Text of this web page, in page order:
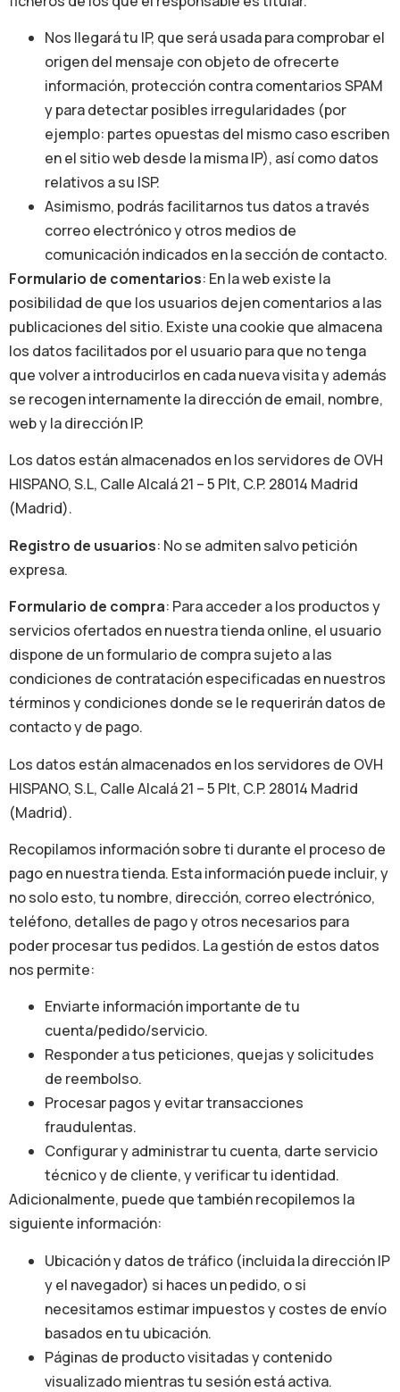
Nos llegará tu IP, que será usada para comprobar el
origen del mensaje con objeto de ofrecerte
información, protección contra comentarios SPAM
y para detectar posibles irregularidades (por
ejemplo: partes opuestas del mismo caso escriben
en el sitio web desde la misma IP), así como datos
relativos a su ISP.
Asimismo, podrás facilitarnos tus datos a través
correo electrónico y otros medios de
comunicación indicados en la sección de contacto.
Formulario de comentarios: En la web existe la
posibilidad de que los usuarios dejen comentarios a las
publicaciones del sitio. Existe una cookie que almacena
los datos facilitados por el usuario para que no tenga
que volver a introducirlos en cada nueva visita y además
se recogen internamente la dirección de email, nombre,
web y la dirección IP.
Los datos están almacenados en los servidores de OVH
HISPANO, S.L, Calle Alcalá 21 – 5 Plt, C.P. 28014 Madrid
(Madrid).
Registro de usuarios: No se admiten salvo petición
expresa.
Formulario de compra: Para acceder a los productos y
servicios ofertados en nuestra tienda online, el usuario
dispone de un formulario de compra sujeto a las
condiciones de contratación especificadas en nuestros
términos y condiciones donde se le requerirán datos de
contacto y de pago.
Los datos están almacenados en los servidores de OVH
HISPANO, S.L, Calle Alcalá 21 – 5 Plt, C.P. 28014 Madrid
(Madrid).
Recopilamos información sobre ti durante el proceso de
pago en nuestra tienda. Esta información puede incluir, y
no solo esto, tu nombre, dirección, correo electrónico,
teléfono, detalles de pago y otros necesarios para
poder procesar tus pedidos. La gestión de estos datos
nos permite:
Enviarte información importante de tu
cuenta/pedido/servicio.
Responder a tus peticiones, quejas y solicitudes
de reembolso.
Procesar pagos y evitar transacciones
fraudulentas.
Configurar y administrar tu cuenta, darte servicio
técnico y de cliente, y verificar tu identidad.
Adicionalmente, puede que también recopilemos la
siguiente información:
Ubicación y datos de tráfico (incluida la dirección IP
y el navegador) si haces un pedido, o si
necesitamos estimar impuestos y costes de envío
basados en tu ubicación.
Páginas de producto visitadas y contenido
visualizado mientras tu sesión está activa.